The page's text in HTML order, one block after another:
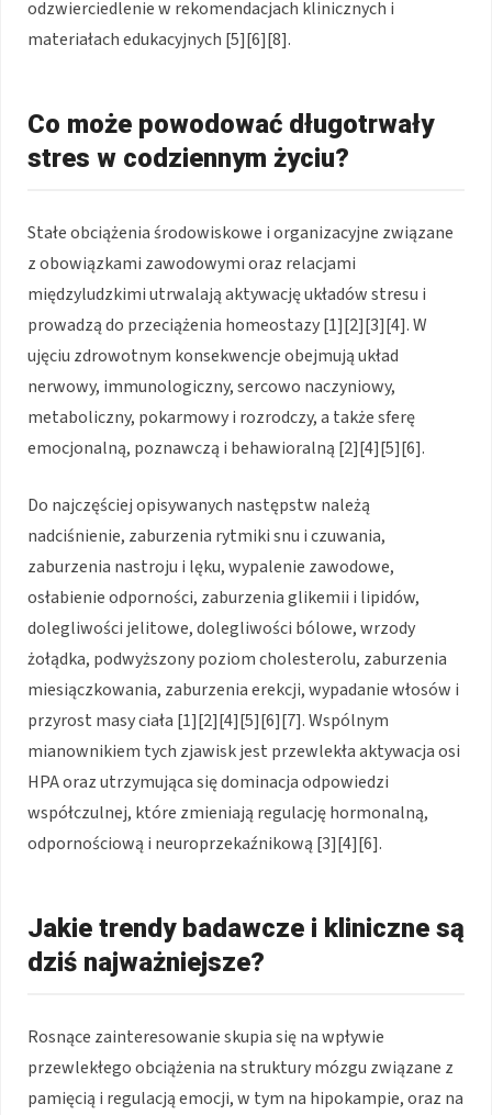
odzwierciedlenie w rekomendacjach klinicznych i
materiałach edukacyjnych [5][6][8].
Co może powodować długotrwały
stres w codziennym życiu?
Stałe obciążenia środowiskowe i organizacyjne związane
z obowiązkami zawodowymi oraz relacjami
międzyludzkimi utrwalają aktywację układów stresu i
prowadzą do przeciążenia homeostazy [1][2][3][4]. W
ujęciu zdrowotnym konsekwencje obejmują układ
nerwowy, immunologiczny, sercowo naczyniowy,
metaboliczny, pokarmowy i rozrodczy, a także sferę
emocjonalną, poznawczą i behawioralną [2][4][5][6].
Do najczęściej opisywanych następstw należą
nadciśnienie, zaburzenia rytmiki snu i czuwania,
zaburzenia nastroju i lęku, wypalenie zawodowe,
osłabienie odporności, zaburzenia glikemii i lipidów,
dolegliwości jelitowe, dolegliwości bólowe, wrzody
żołądka, podwyższony poziom cholesterolu, zaburzenia
miesiączkowania, zaburzenia erekcji, wypadanie włosów i
przyrost masy ciała [1][2][4][5][6][7]. Wspólnym
mianownikiem tych zjawisk jest przewlekła aktywacja osi
HPA oraz utrzymująca się dominacja odpowiedzi
współczulnej, które zmieniają regulację hormonalną,
odpornościową i neuroprzekaźnikową [3][4][6].
Jakie trendy badawcze i kliniczne są
dziś najważniejsze?
Rosnące zainteresowanie skupia się na wpływie
przewlekłego obciążenia na struktury mózgu związane z
pamięcią i regulacją emocji, w tym na hipokampie, oraz na